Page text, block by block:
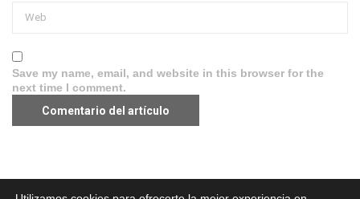
Save my name, email, and website in this browser for the
next time I comment.
Aviso legal·Política de Privacidad·Política de Cookies